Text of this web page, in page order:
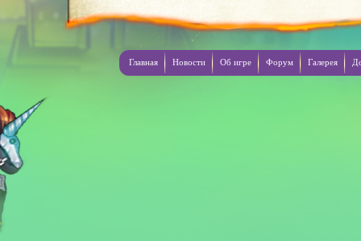
Главная Новости Об игре Форум Галерея